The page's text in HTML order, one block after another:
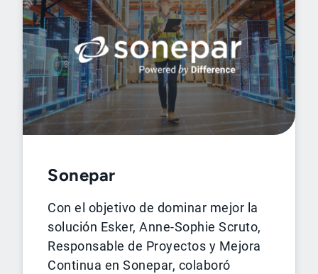
Sonepar
Con el objetivo de dominar mejor la
solución Esker, Anne-Sophie Scruto,
Responsable de Proyectos y Mejora
Continua en Sonepar, colaboró